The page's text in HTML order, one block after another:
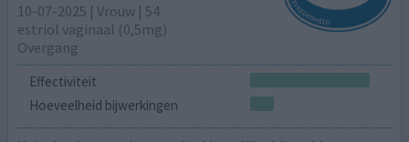
10-07-2025 | Vrouw | 54
estriol vaginaal (0,5mg)
Overgang
Effectiviteit
Hoeveelheid bijwerkingen